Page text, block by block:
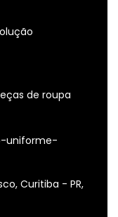
de roupa
uniforme-
Curitiba - PR,